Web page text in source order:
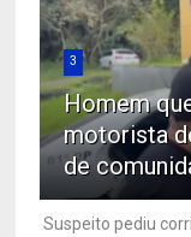
3
Homem
motorista
de
Suspeito pediu